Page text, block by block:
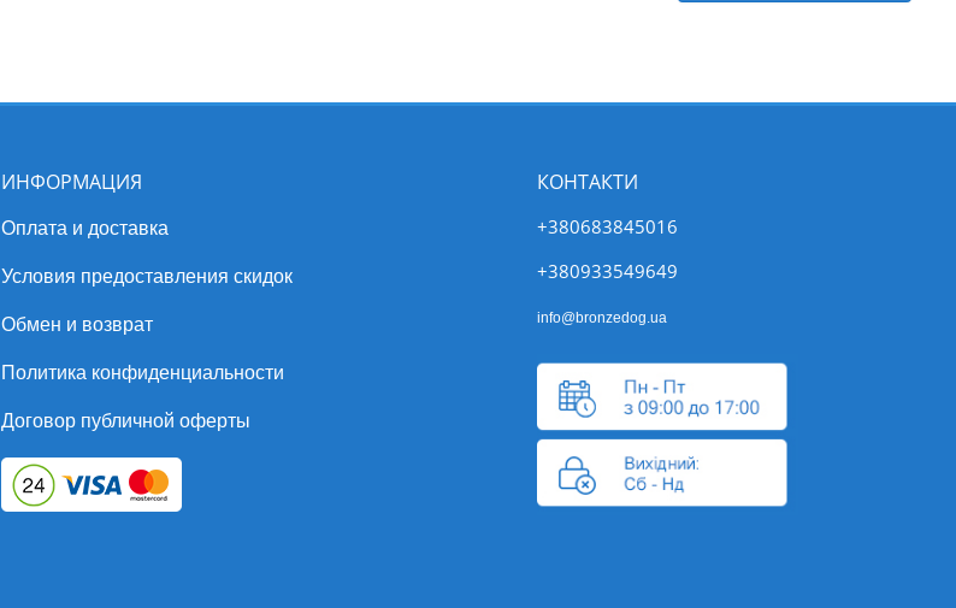
ИНФОРМАЦИЯ
Оплата и доставка
Условия предоставления скидок
Обмен и возврат
Политика конфиденциальности
Договор публичной оферты
КОНТАКТИ
+380683845016
+380933549649
info@bronzedog.ua